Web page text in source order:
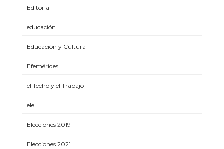
Editorial
educación
Educación y Cultura
Efemérides
el Techo y el Trabajo
ele
Elecciones 2019
Elecciones 2021